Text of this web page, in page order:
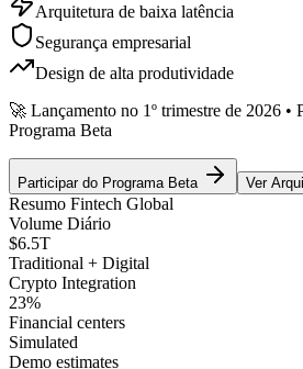
Arquitetura de baixa latência
Segurança empresarial
Design de alta produtividade
🚀 Lançamento no 1º trimestre de 2026 •
Programa Beta
Participar do Programa Beta Ver
Resumo Fintech Global
Volume Diário
$6.5T
Traditional + Digital
Crypto Integration
23%
Financial centers
Simulated
Demo estimates